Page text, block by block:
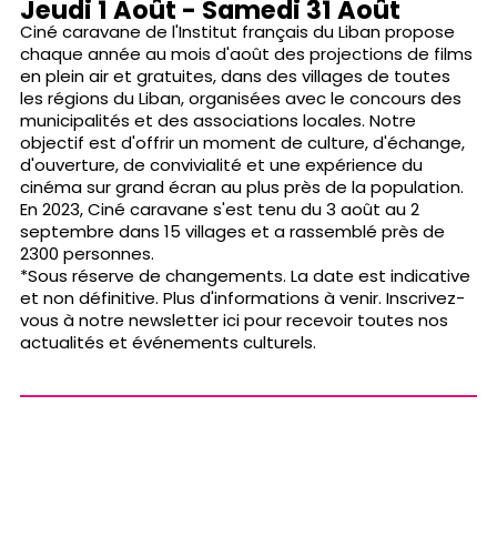
Jeudi 1 Août - Samedi 31 Août
Ciné caravane de l'Institut français du Liban propose
chaque année au mois d'août des projections de films
en plein air et gratuites, dans des villages de toutes
les régions du Liban, organisées avec le concours des
municipalités et des associations locales. Notre
objectif est d'offrir un moment de culture, d'échange,
d'ouverture, de convivialité et une expérience du
cinéma sur grand écran au plus près de la population.
En 2023, Ciné caravane s'est tenu du 3 août au 2
septembre dans 15 villages et a rassemblé près de
2300 personnes.
*Sous réserve de changements. La date est indicative
et non définitive. Plus d'informations à venir. Inscrivez-
vous à notre newsletter ici pour recevoir toutes nos
actualités et événements culturels.